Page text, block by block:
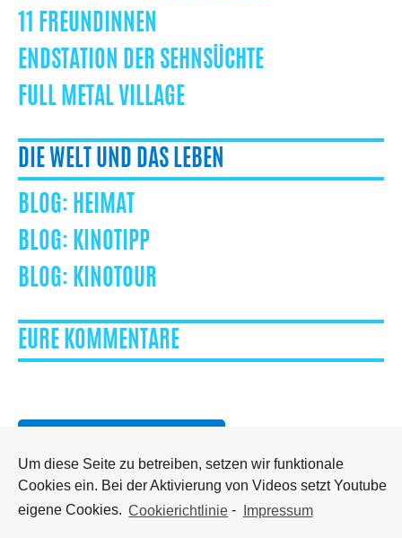
Um diese Seite zu betreiben, setzen wir funktionale
Cookies ein. Bei der Aktivierung von Videos setzt Youtube
eigene Cookies. Cookierichtlinie - Impressum
11 FREUNDINNEN
ENDSTATION DER SEHNSÜCHTE
FULL METAL VILLAGE
DIE WELT UND DAS LEBEN
HEIMAT
KINOTIPP
KINOTOUR
EURE KOMMENTARE